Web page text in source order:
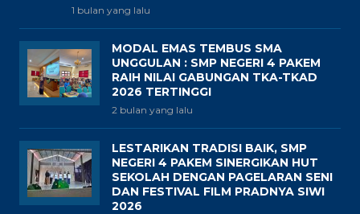
1 bulan yang lalu
MODAL EMAS TEMBUS SMA
UNGGULAN : SMP NEGERI 4 PAKEM
RAIH NILAI GABUNGAN TKA-TKAD
2026 TERTINGGI
2 bulan yang lalu
LESTARIKAN TRADISI BAIK, SMP
NEGERI 4 PAKEM SINERGIKAN HUT
SEKOLAH DENGAN PAGELARAN SENI
DAN FESTIVAL FILM PRADNYA SIWI
2026